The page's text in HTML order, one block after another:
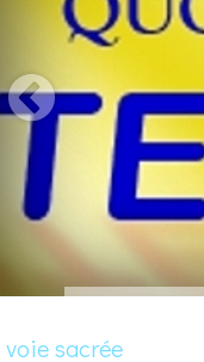
voie sacrée